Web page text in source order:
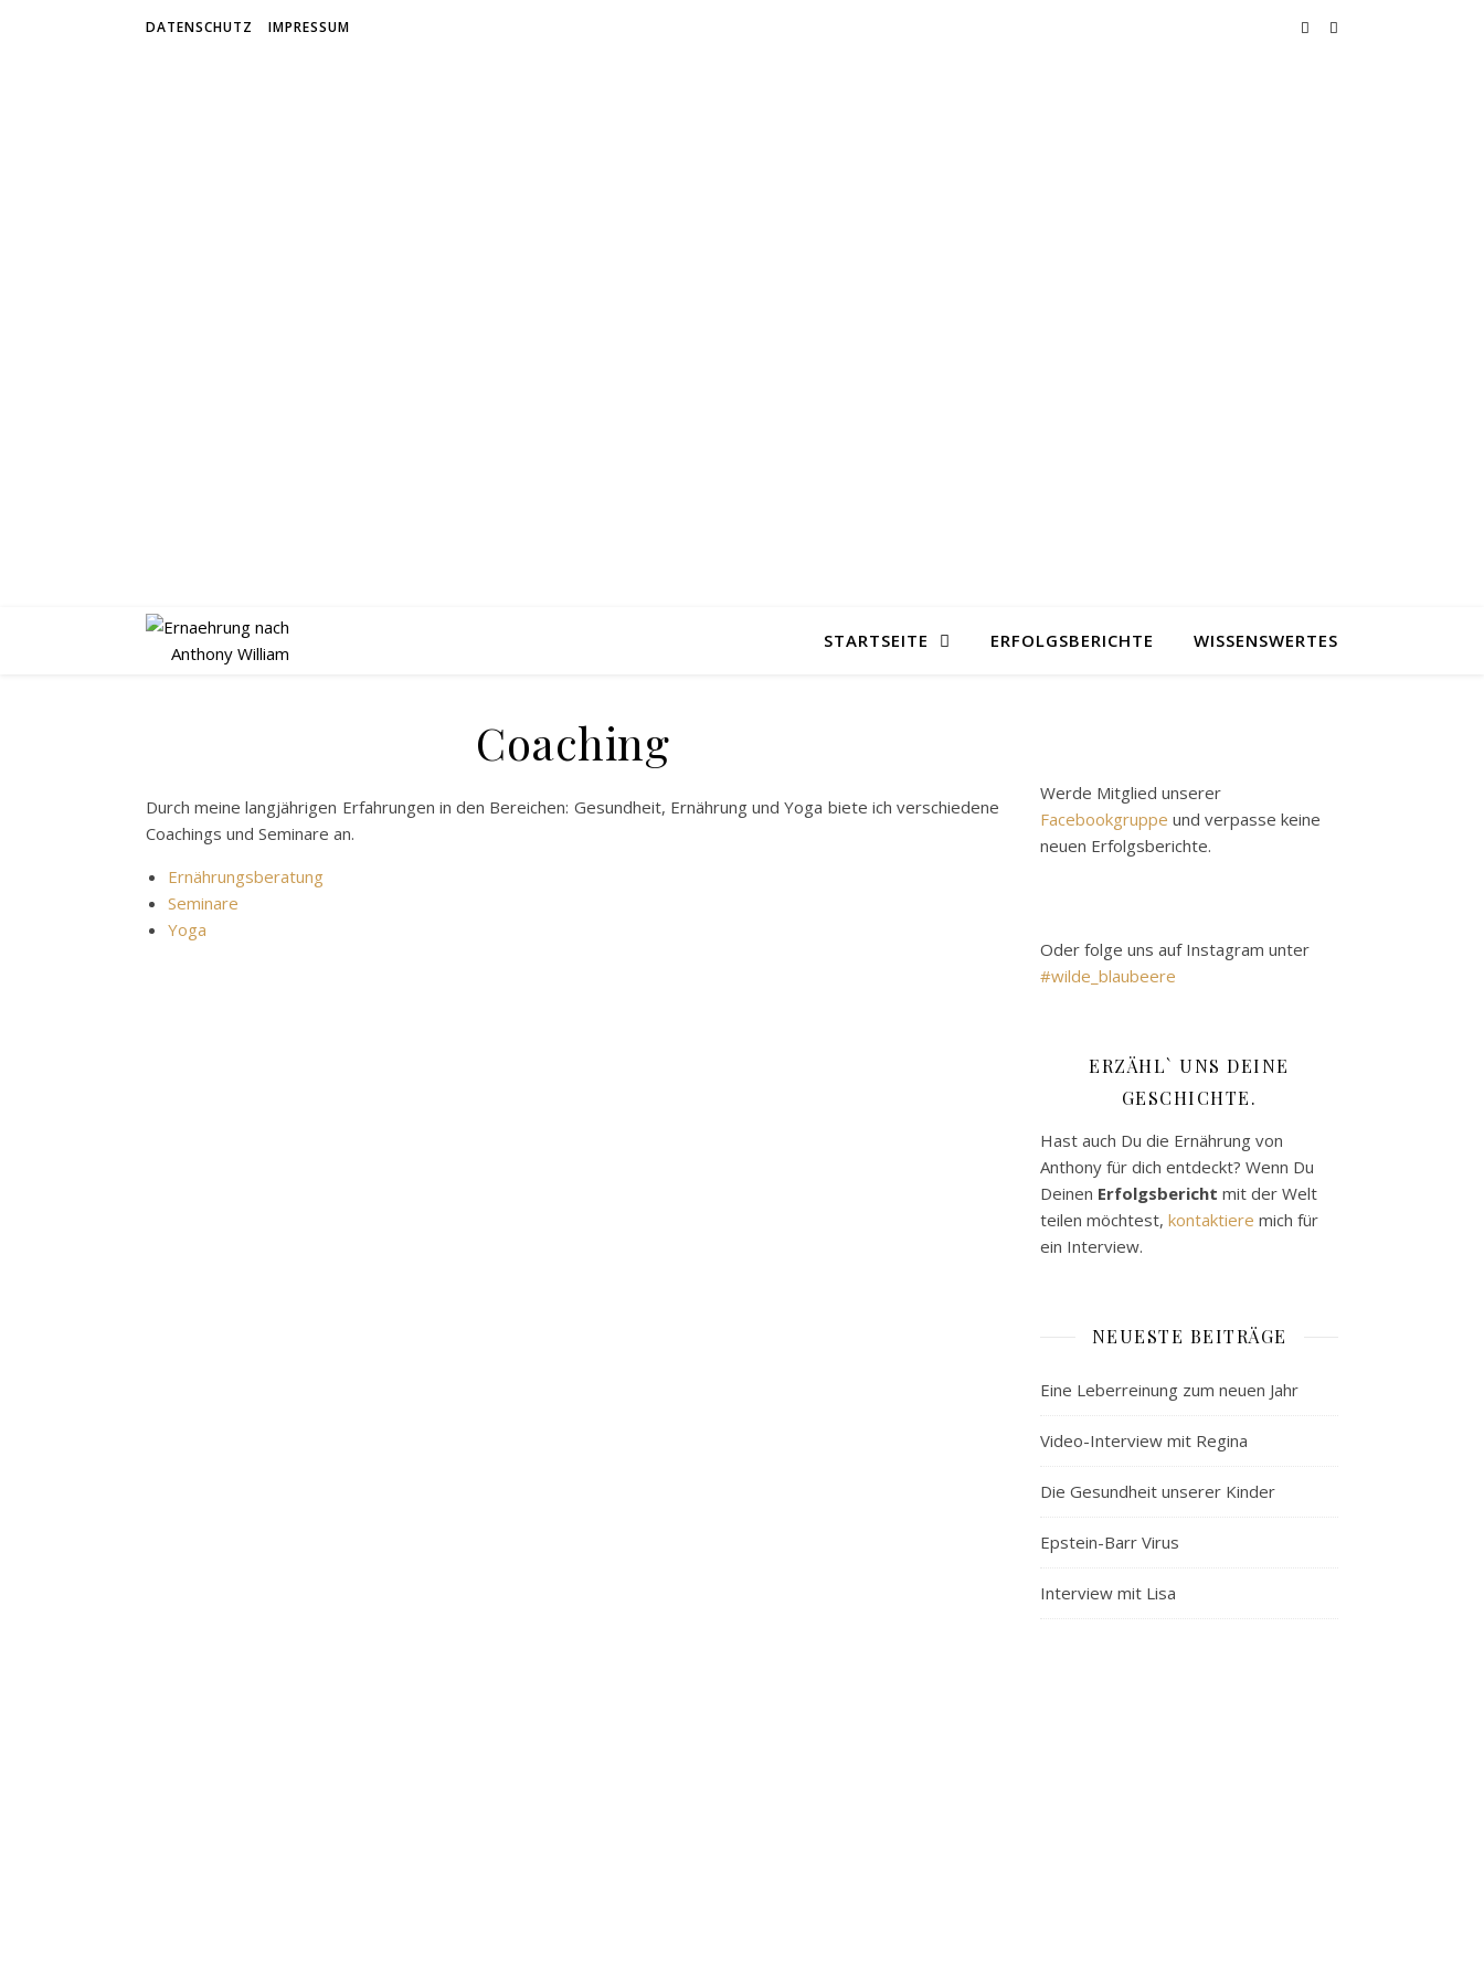
DATENSCHUTZ IMPRESSUM
STARTSEITE ERFOLGSBERICHTE WISSENSWERTES
Coaching
Durch meine langjährigen Erfahrungen in den Bereichen: Gesundheit, Ernährung und Yoga biete ich verschiedene
Coachings und Seminare an.
Ernährungsberatung
Seminare
Yoga
Werde Mitglied unserer
Facebookgruppe und verpasse keine
neuen Erfolgsberichte.
Oder folge uns auf Instagram unter
#wilde_blaubeere
ERZÄHL` UNS DEINE
GESCHICHTE.
Hast auch Du die Ernährung von
Anthony für dich entdeckt? Wenn Du
Deinen Erfolgsbericht mit der Welt
teilen möchtest, kontaktiere mich für
ein Interview.
NEUESTE BEITRÄGE
Eine Leberreinung zum neuen Jahr
Video-Interview mit Regina
Die Gesundheit unserer Kinder
Epstein-Barr Virus
Interview mit Lisa